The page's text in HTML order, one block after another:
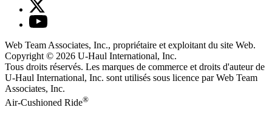
Web Team Associates, Inc., propriétaire et exploitant du site Web.
Copyright © 2026 U-Haul International, Inc.
Tous droits réservés. Les marques de commerce et droits d'auteur de
U-Haul International, Inc. sont utilisés sous licence par Web Team
Associates, Inc.
Air-Cushioned Ride®